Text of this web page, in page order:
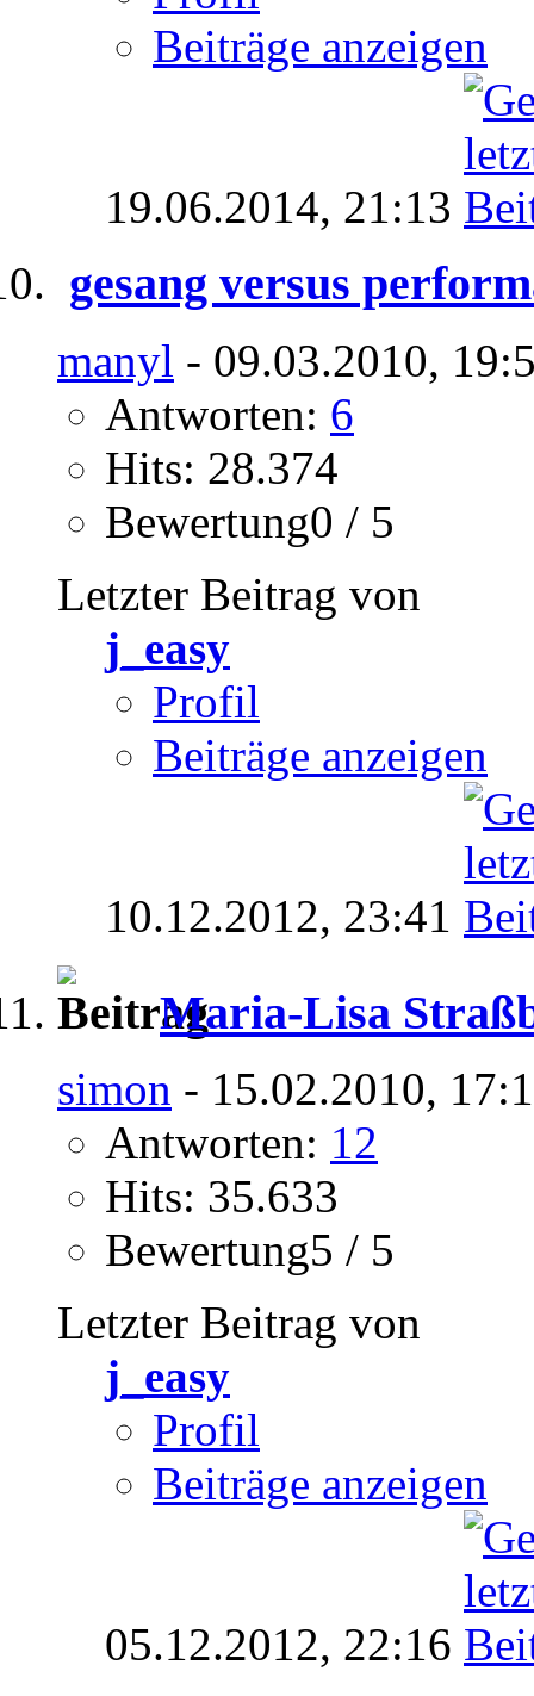
Beiträge anzeigen
19.06.2014, 21:13
gesang versus
manyl - 09.03.2010,
Antworten: 6
Hits: 28.374
Bewertung0 / 5
Letzter Beitrag von
j_easy
Profil
Beiträge anzeigen
10.12.2012, 23:41
Maria-Lisa
simon - 15.02.2010,
Antworten: 12
Hits: 35.633
Bewertung5 / 5
Letzter Beitrag von
j_easy
Profil
Beiträge anzeigen
05.12.2012, 22:16